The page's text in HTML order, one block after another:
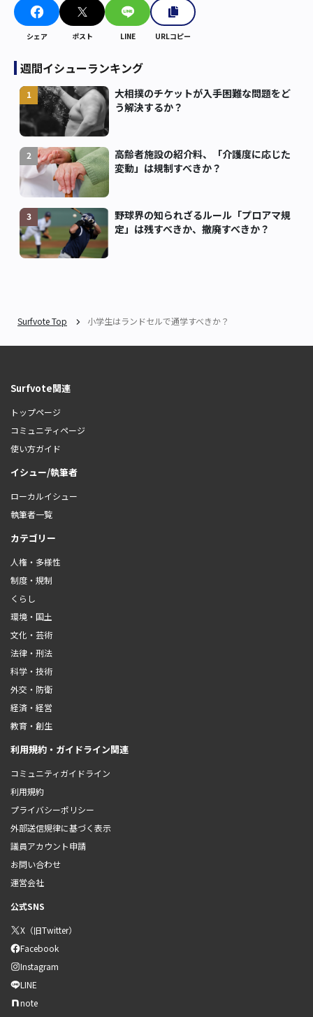
シェア ポスト LINE URLコピー
週間イシューランキング
1
大相撲のチケットが入手困難な問題をど
う解決するか？
2
高齢者施設の紹介料、「介護度に応じた
変動」は規制すべきか？
3
野球界の知られざるルール「プロアマ規
定」は残すべきか、撤廃すべきか？
Surfvote Top 小学生はランドセルで通学すべきか？
Surfvote関連
トップページ
コミュニティページ
使い方ガイド
イシュー/執筆者
ローカルイシュー
執筆者一覧
カテゴリー
人権・多様性
制度・規制
くらし
環境・国土
文化・芸術
法律・刑法
科学・技術
外交・防衛
経済・経営
教育・創生
利用規約・ガイドライン関連
コミュニティガイドライン
利用規約
プライバシーポリシー
外部送信規律に基づく表示
議員アカウント申請
お問い合わせ
運営会社
公式SNS
X（旧Twitter）
Facebook
Instagram
LINE
note